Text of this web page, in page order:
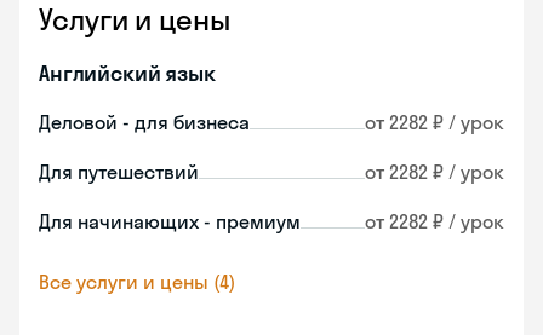
Услуги и цены
Английский язык
Деловой - для бизнеса от 2282 ₽ / урок
Для путешествий от 2282 ₽ / урок
Для начинающих - премиум от 2282 ₽ / урок
Все услуги и цены (4)